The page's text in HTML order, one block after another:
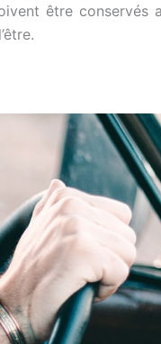
être conservés